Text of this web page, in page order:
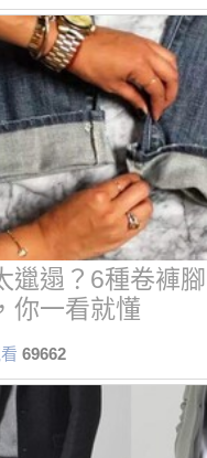
邋遢？6種卷褲
你一看就懂
69662